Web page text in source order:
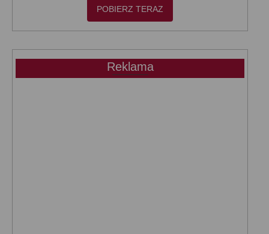
POBIERZ TERAZ
Reklama